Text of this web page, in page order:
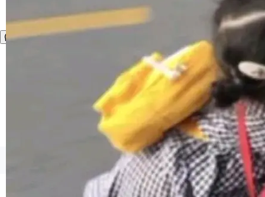
整性保护。效果是：吞吐量提升 41%，每 token
成本降低 30%，精度不变。 FP8 省的不仅是显
存 KV cache 是推理时最吃显...
让语音识别不再只是听清，而是真正听懂。通过
先理解你的语境和意图，再把准确的文字直接给
到你。从“逐字转写、单点优化”演进为“理解语
境、兼容场景、一键直出”。 Hy ASR 3.0 previe
w 不要求标准普通话，方言识别覆盖粤语、吴语
等 10 大方言片区和 20 余个二级小片区。在开
源评测集中，Hy ASR 3.0 preview 在多语种的
©OSCHINA(OSChina.NET) 京ICP备2025119063号